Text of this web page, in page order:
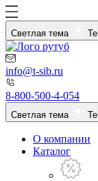
Светлая тема
info@t-sib.ru
8-800-500-4-054
Светлая тема
О компании
Каталог